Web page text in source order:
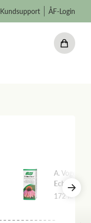
Kundsupport ÅF-Login
A. Vogel
Echinaforce
172 kr